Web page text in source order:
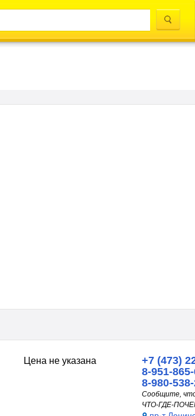
Цена не указана
+7 (473)
8-951-
8-980-
Сообщите,
ЧТО-ГДЕ-